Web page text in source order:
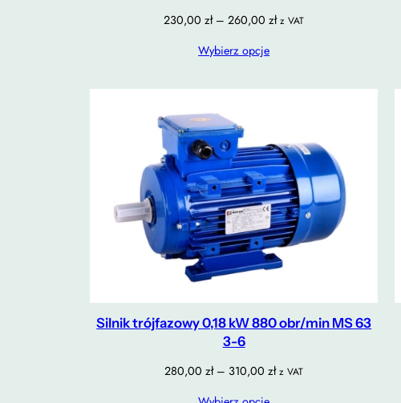
230,00zł – 260,00złZakres
do
z VAT
Wybierz opcje
Silnik trójfazowy 0,18 kW 880 obr/min MS 63
3-6
280,00zł – 310,00złZakres
z VAT